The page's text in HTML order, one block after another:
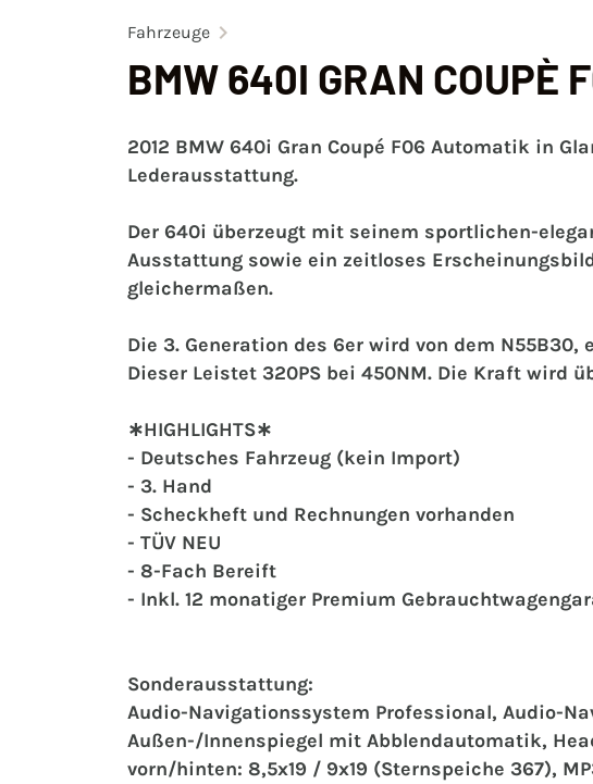
Fahrzeuge
BMW 640I GRAN COUPÈ
2012 BMW 640i Gran Coupé F06 Automatik in
Lederausstattung.
Der 640i überzeugt mit seinem sportlichen-
Ausstattung sowie ein zeitloses
gleichermaßen.
Die 3. Generation des 6er wird von dem
Dieser Leistet 320PS bei 450NM. Die Kraft wird
‍∗HIGHLIGHTS∗
‍‍- Deutsches Fahrzeug (kein Import)
‍‍- 3. Hand‍
- Scheckheft und Rechnungen vorhanden
- TÜV NEU
‍‍- 8-Fach Bereift
‍‍- Inkl. 12 monatiger Premium
Sonderausstattung:
Audio-Navigationssystem Professional, Audio-
Außen-/Innenspiegel mit Abblendautomatik,
vorn/hinten: 8,5x19 / 9x19 (Sternspeiche 367),